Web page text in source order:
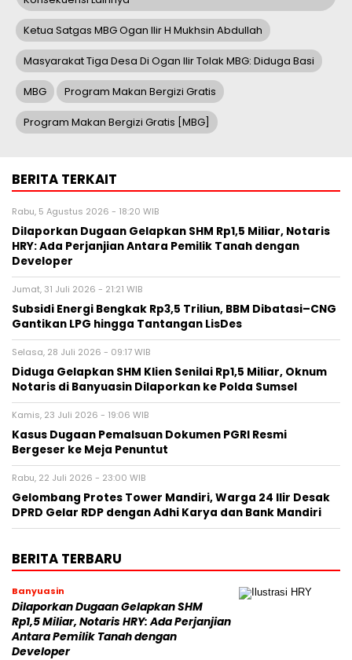
Ketua Satgas MBG Ogan Ilir H Mukhsin Abdullah
Masyarakat Tiga Desa Di Ogan Ilir Tolak MBG: Diduga Basi
MBG Program Makan Bergizi Gratis
Program Makan Bergizi Gratis [MBG]
BERITA TERKAIT
Rabu, 5 Agustus 2026 - 18:20 WIB
Dilaporkan Dugaan Gelapkan SHM Rp1,5 Miliar, Notaris
HRY: Ada Perjanjian Antara Pemilik Tanah dengan
Developer
Jumat, 31 Juli 2026 - 21:21 WIB
Subsidi Energi Bengkak Rp3,5 Triliun, BBM Dibatasi–CNG
Gantikan LPG hingga Tantangan LisDes
Selasa, 28 Juli 2026 - 09:17 WIB
Diduga Gelapkan SHM Klien Senilai Rp1,5 Miliar, Oknum
Notaris di Banyuasin Dilaporkan ke Polda Sumsel ‎
Kamis, 23 Juli 2026 - 19:06 WIB
Kasus Dugaan Pemalsuan Dokumen PGRI Resmi
Bergeser ke Meja Penuntut
Rabu, 22 Juli 2026 - 23:00 WIB
Gelombang Protes Tower Mandiri, Warga 24 Ilir Desak
DPRD Gelar RDP dengan Adhi Karya dan Bank Mandiri
BERITA TERBARU
Banyuasin
Dilaporkan Dugaan Gelapkan SHM
Rp1,5 Miliar, Notaris HRY: Ada Perjanjian
Antara Pemilik Tanah dengan
Developer